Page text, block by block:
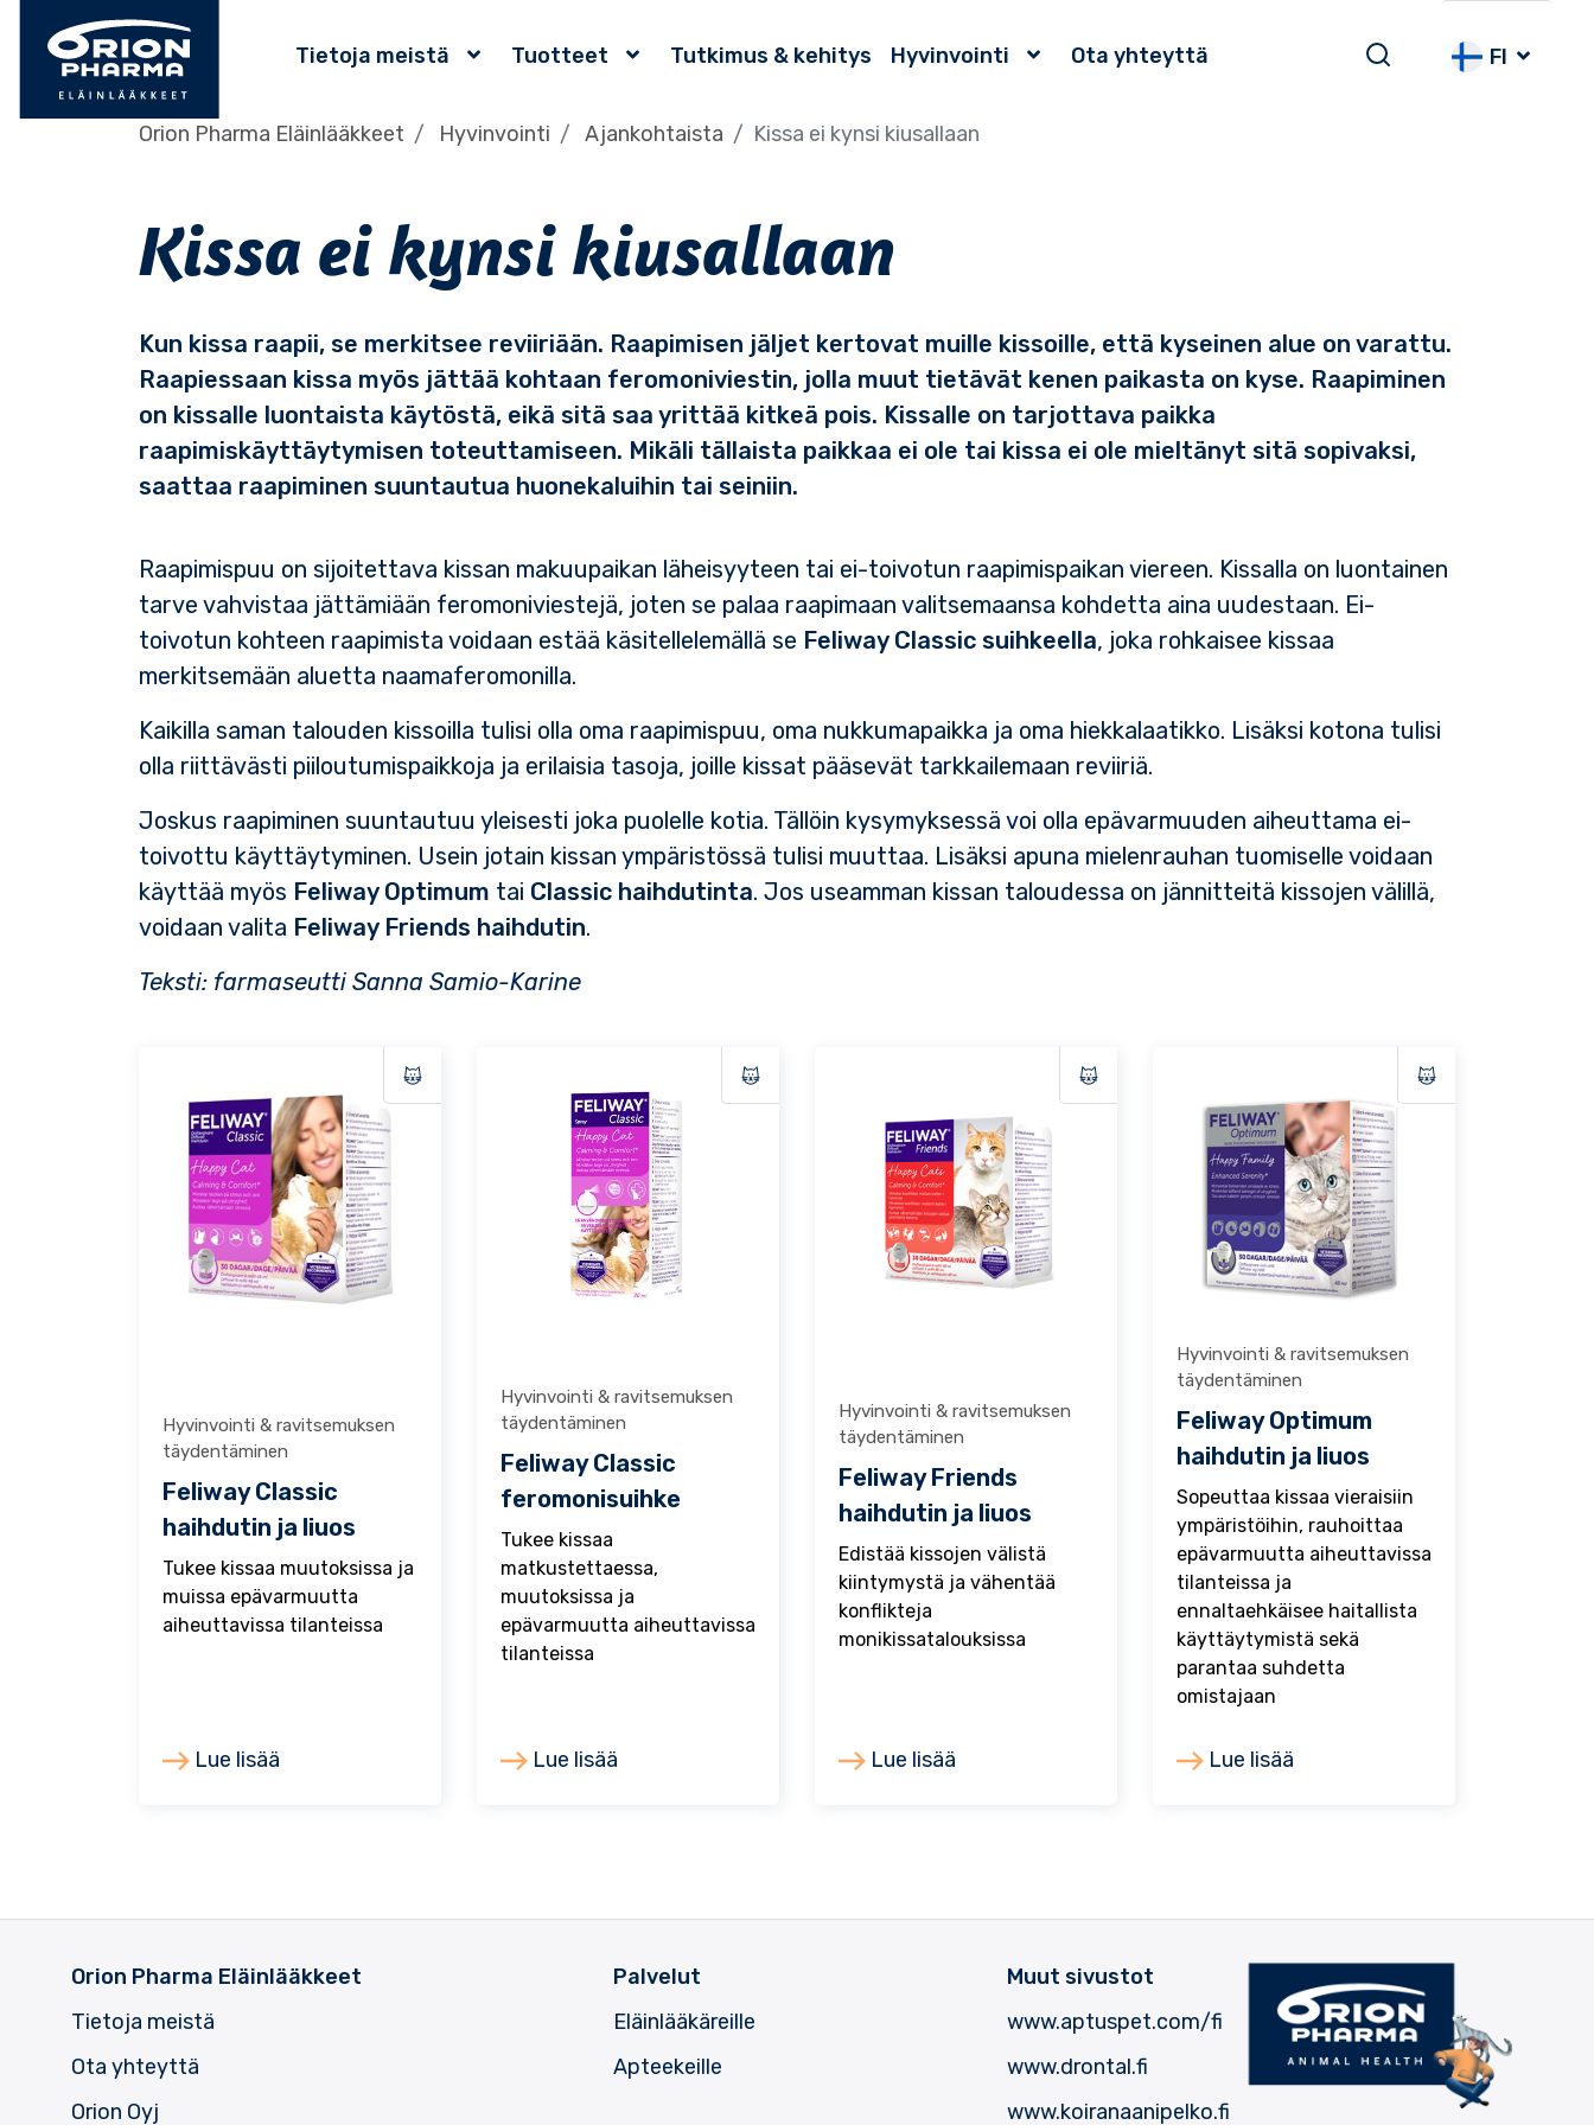
Tietoja meistä Tuotteet Tutkimus & kehitys Hyvinvointi Ota yhteyttä FI
Orion Pharma Eläinlääkkeet Hyvinvointi Ajankohtaista Kissa ei kynsi kiusallaan
Kissa ei kynsi kiusallaan
Kun kissa raapii, se merkitsee reviiriään. Raapimisen jäljet kertovat muille kissoille, että kyseinen alue on varattu.
Raapiessaan kissa myös jättää kohtaan feromoniviestin, jolla muut tietävät kenen paikasta on kyse. Raapiminen
on kissalle luontaista käytöstä, eikä sitä saa yrittää kitkeä pois. Kissalle on tarjottava paikka
raapimiskäyttäytymisen toteuttamiseen. Mikäli tällaista paikkaa ei ole tai kissa ei ole mieltänyt sitä sopivaksi,
saattaa raapiminen suuntautua huonekaluihin tai seiniin.
Raapimispuu on sijoitettava kissan makuupaikan läheisyyteen tai ei-toivotun raapimispaikan viereen. Kissalla on luontainen
tarve vahvistaa jättämiään feromoniviestejä, joten se palaa raapimaan valitsemaansa kohdetta aina uudestaan. Ei-
toivotun kohteen raapimista voidaan estää käsitellelemällä se Feliway Classic suihkeella, joka rohkaisee kissaa
merkitsemään aluetta naamaferomonilla.
Kaikilla saman talouden kissoilla tulisi olla oma raapimispuu, oma nukkumapaikka ja oma hiekkalaatikko. Lisäksi kotona tulisi
olla riittävästi piiloutumispaikkoja ja erilaisia tasoja, joille kissat pääsevät tarkkailemaan reviiriä.
Joskus raapiminen suuntautuu yleisesti joka puolelle kotia. Tällöin kysymyksessä voi olla epävarmuuden aiheuttama ei-
toivottu käyttäytyminen. Usein jotain kissan ympäristössä tulisi muuttaa. Lisäksi apuna mielenrauhan tuomiselle voidaan
käyttää myös Feliway Optimum tai Classic haihdutinta. Jos useamman kissan taloudessa on jännitteitä kissojen välillä,
voidaan valita Feliway Friends haihdutin.
Teksti: farmaseutti Sanna Samio-Karine
Hyvinvointi & ravitsemuksen
täydentäminen
Feliway Classic
haihdutin ja liuos
Tukee kissaa muutoksissa ja
muissa epävarmuutta
aiheuttavissa tilanteissa
Lue lisää
Hyvinvointi & ravitsemuksen
täydentäminen
Feliway Classic
feromonisuihke
Tukee kissaa
matkustettaessa,
muutoksissa ja
epävarmuutta aiheuttavissa
tilanteissa
Lue lisää
Hyvinvointi & ravitsemuksen
täydentäminen
Feliway Friends
haihdutin ja liuos
Edistää kissojen välistä
kiintymystä ja vähentää
konflikteja
monikissatalouksissa
Lue lisää
Hyvinvointi & ravitsemuksen
täydentäminen
Feliway Optimum
haihdutin ja liuos
Sopeuttaa kissaa vieraisiin
ympäristöihin, rauhoittaa
epävarmuutta aiheuttavissa
tilanteissa ja
ennaltaehkäisee haitallista
käyttäytymistä sekä
parantaa suhdetta
omistajaan
Lue lisää
Orion Pharma Eläinlääkkeet
Tietoja meistä
Ota yhteyttä
Orion Oyj
Palvelut
Eläinlääkäreille
Apteekeille
Muut sivustot
www.aptuspet.com/fi
www.drontal.fi
www.koiranaanipelko.fi